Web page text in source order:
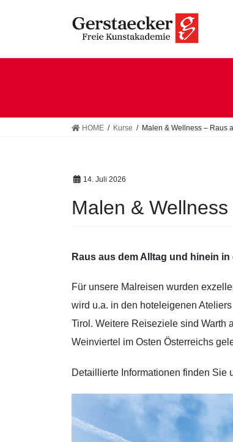
HOME Kurse Malen & Wellness – Raus
14. Juli 2026
Malen &
Raus aus dem Alltag und hinein
Für unsere Malreisen wurden
wird u.a. in den hoteleigenen
Tirol. Weitere Reiseziele sind Warth
Weinviertel im Osten Österreichs
Detaillierte Informationen finden Sie